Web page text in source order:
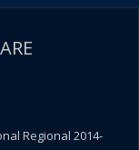
Regional 2014-